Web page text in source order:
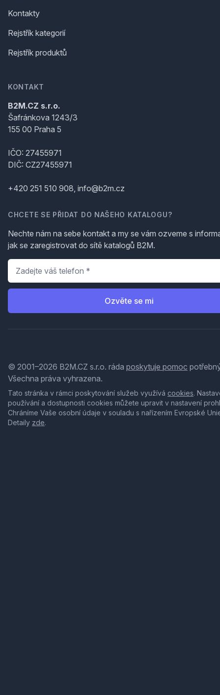
Kontakty
Rejstřík kategorií
Rejstřík produktů
KONTAKT
B2M.CZ s.r.o.
Šafránkova 1243/3
155 00 Praha 5
IČO: 27455971
DIČ: CZ27455971
+420 251 510 908, info@b2m.cz
CHCETE SE PŘIDAT DO NAŠEHO KATALOGU?
Nechte nám na sebe kontakt a my se vám ozveme s
jak se zaregistrovat do sítě katalogů B2M.
Telefon
Ozvěte se mi
© 2001–2026 B2M.CZ s.r.o. ráda poskytuje pomoc
Všechna práva vyhrazena.
Tato stránka v rámci poskytování služeb využívá cookies.
používání a dostupnosti cookies můžete upravit v nastavení
Chráníme Vaše osobní údaje v souladu s nařízením Evropské
Detaily zde.